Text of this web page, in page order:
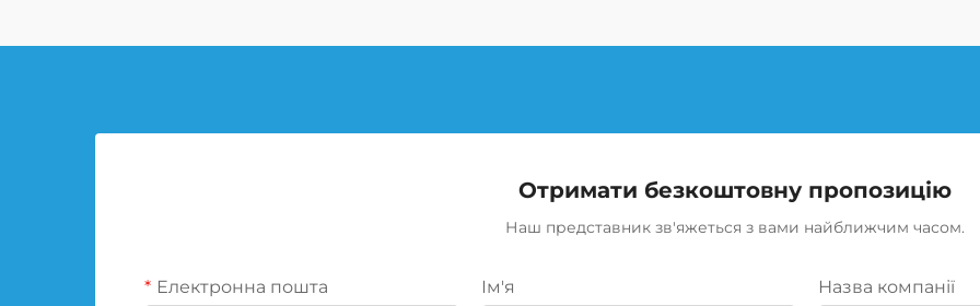
Отримати безкоштовну пропозицію
Наш представник зв'яжеться з вами найближчим часом.
Електронна пошта Ім'я Назва компанії